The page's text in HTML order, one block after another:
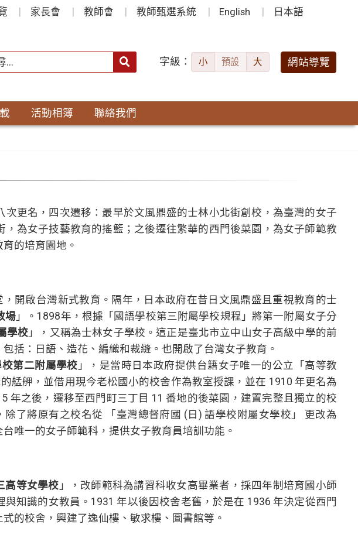
家長會 教師會 教師甄選系統 English 日本語
字級： 小 預設 大 網站導覽
活動相簿 聯絡我們
更名，四次遷移：最早於文風鼎盛的士林小北街創校，為臺灣的女子
為女子技藝教育的搖籃；之後遷往繁華的西門後菜園，為女子師範教
的培育園地。
開啟台灣新式教育。隔年，日本政府在昔日文風鼎盛且重視教育的士
場 」。1898年，根據「國語學校第三附屬學校規程」將第一附屬女子分
學校 」，又稱為士林女子學校。這正是臺北市立中山女子高級中學的前
括：日語、造花、編織和裁縫。也開啟了台灣女子教育。
第二附屬學校 」，是當時日本政府提供台籍女子唯一的公立「高等教
艋舺，並借用現今老松國小的校舍作為教室授課，並在 1910 年更名為
年之後，遷移至西門町三丁目 11 番地的後菜園，建置完整且獨立的校
了將原有之校名從 「臺灣總督府國 (日) 語學校附屬女學校」 更改為
台唯一的女子師範科，提供女子教育員培訓功能。
高等女學校 」，改師範科為講習科收女高畢業者，採四年制培育國小師
知識的女教員。1931 年以後因校舍老舊，於是在 1936 年決定從西門
的校舍，興建了逸仙樓、敏求樓、圖書館等。